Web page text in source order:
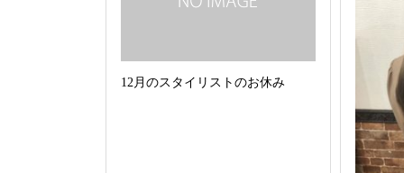
12月のスタイリストのお休み